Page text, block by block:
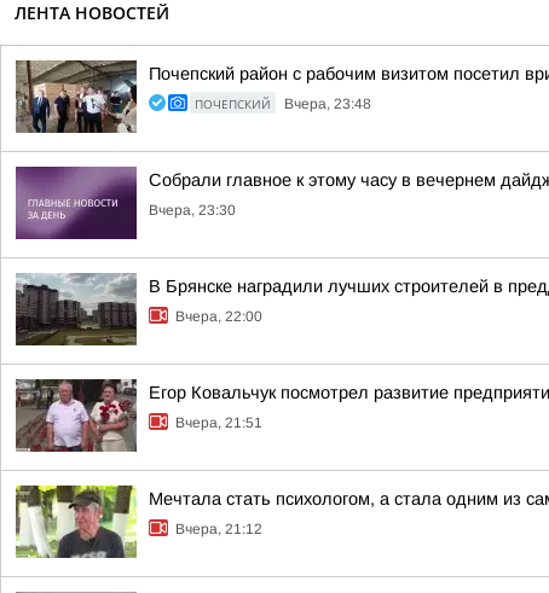
ЛЕНТА НОВОСТЕЙ
Почепский район с рабочим визитом посетил
ПОЧЕПСКИЙ Вчера, 23:48
Собрали главное к этому часу в вечернем
Вчера, 23:30
В Брянске наградили лучших строителей в
Вчера, 22:00
Егор Ковальчук посмотрел развитие
Вчера, 21:51
Мечтала стать психологом, а стала одним из
Вчера, 21:12